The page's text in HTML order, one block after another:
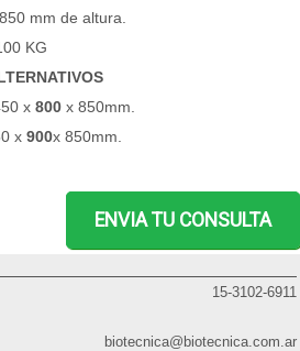
mm de altura.
KG
x 800 x 850mm.
x 900x 850mm.
ENVIA TU CONSULTA
15-3102-6911
biotecnica@biotecnica.com.ar